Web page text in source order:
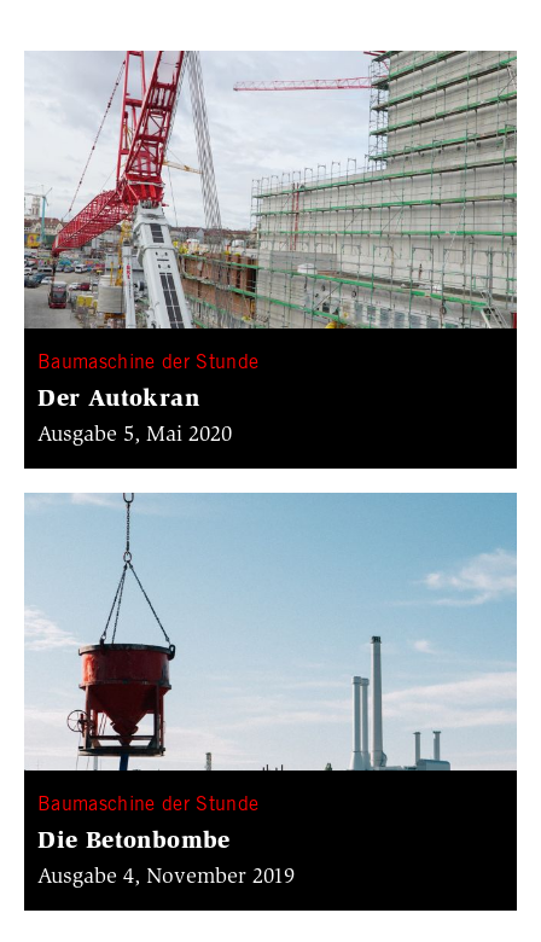
Baumaschine der Stunde
Der Autokran
Ausgabe 5, Mai 2020
Baumaschine der Stunde
Die Betonbombe
Ausgabe 4, November 2019